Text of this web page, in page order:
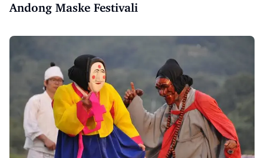
Andong Maske Festivali